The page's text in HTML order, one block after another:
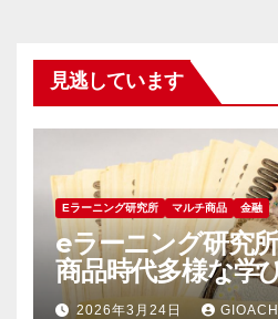
見逃しています
Eラーニング研究所 マルチ商品 金融
eラーニング研究
商品時代多様な学
の軌跡
2026年3月24日